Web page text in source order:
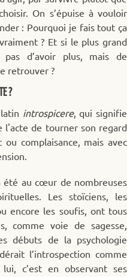
On s’épuise à vouloir
: Pourquoi je fais tout ça
? Et si le plus grand
d’avoir plus, mais de
retrouver ?
?
introspicere, qui signifie
de tourner son regard
complaisance, mais avec
été au cœur de nombreuses
Les stoïciens, les
encore les soufis, ont tous
comme voie de sagesse,
débuts de la psychologie
l’introspection comme
c’est en observant ses